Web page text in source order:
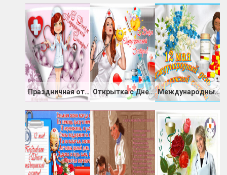
Праздничная открытка ко дню медицинской сестры Открытка с Днем медицинских сестер Международный День Медсестры картинка